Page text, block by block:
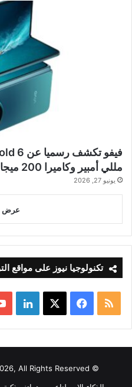
مللي أمبير وكاميرا 200 ميجابيكسل
يونيو 27, 2026
عرض
تكنولوجيا نيوز على مواقع
ملخص
الموقع
RSS
فيسبوك
© Copyright 2026, All Rights Reserved |